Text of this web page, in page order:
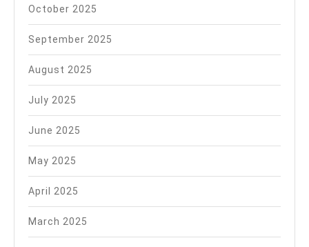
October 2025
September 2025
August 2025
July 2025
June 2025
May 2025
April 2025
March 2025